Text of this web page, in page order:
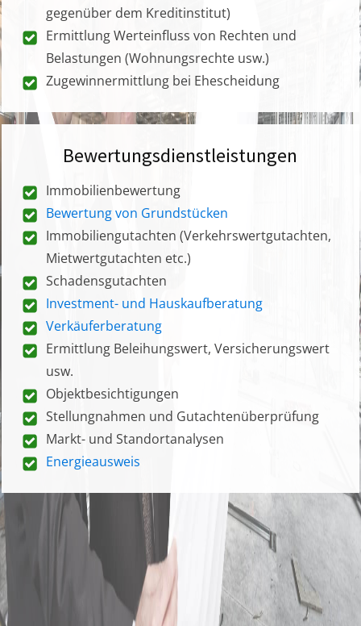
gegenüber dem Kreditinstitut)
Ermittlung Werteinfluss von Rechten und
Belastungen (Wohnungsrechte usw.)
Zugewinnermittlung bei Ehescheidung
Bewertungsdienstleistungen
Immobilienbewertung
Bewertung von Grundstücken
Immobiliengutachten (Verkehrswertgutachten,
Mietwertgutachten etc.)
Schadensgutachten
Investment- und Hauskaufberatung
Verkäuferberatung
Ermittlung Beleihungswert, Versicherungswert
usw.
Objektbesichtigungen
Stellungnahmen und Gutachtenüberprüfung
Markt- und Standortanalysen
Energieausweis